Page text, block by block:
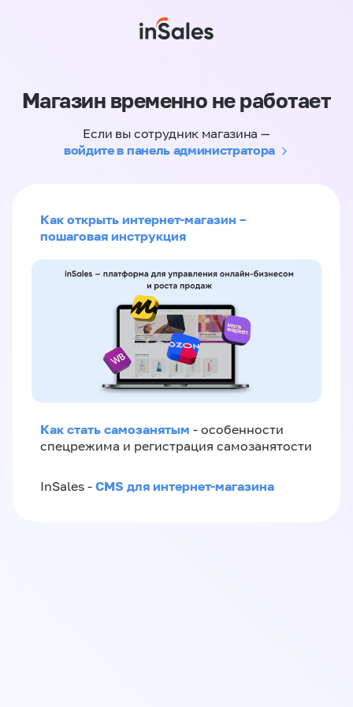
Магазин временно не работает
Если вы сотрудник магазина —
войдите в панель администратора
Как открыть интернет-магазин –
пошаговая инструкция
Как стать самозанятым - особенности
спецрежима и регистрация самозанятости
InSales - CMS для интернет-магазина